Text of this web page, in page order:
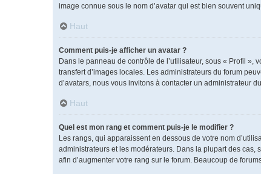
image connue sous le nom d’avatar qui est bien souvent
Haut
Comment puis-je afficher un avatar ?
Dans le panneau de contrôle de l’utilisateur, sous « Profil
transfert d’images locales. Les administrateurs du forum
d’avatars, nous vous invitons à contacter un administrateur
Haut
Quel est mon rang et comment puis-je le modifier ?
Les rangs, qui apparaissent en dessous de votre nom
administrateurs et les modérateurs. Dans la plupart des
afin d’augmenter votre rang sur le forum. Beaucoup de